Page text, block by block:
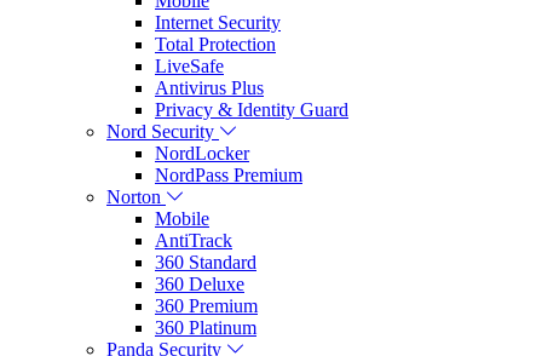
Internet Security
Total Protection
LiveSafe
Antivirus Plus
Privacy & Identity Guard
Nord Security
NordLocker
NordPass Premium
Norton
Mobile
AntiTrack
360 Standard
360 Deluxe
360 Premium
360 Platinum
Panda Security